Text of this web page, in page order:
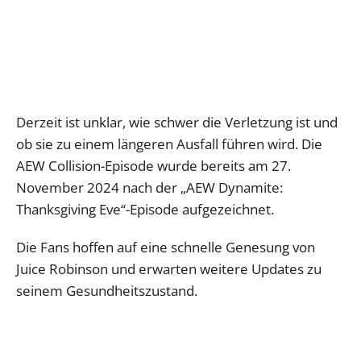
Derzeit ist unklar, wie schwer die Verletzung ist und
ob sie zu einem längeren Ausfall führen wird. Die
AEW Collision-Episode wurde bereits am 27.
November 2024 nach der „AEW Dynamite:
Thanksgiving Eve“-Episode aufgezeichnet.
Die Fans hoffen auf eine schnelle Genesung von
Juice Robinson und erwarten weitere Updates zu
seinem Gesundheitszustand.